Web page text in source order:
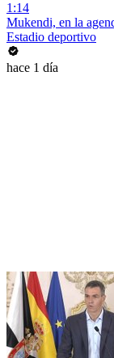
1:14
Mukendi, en la
Estadio deportivo
hace 1 día